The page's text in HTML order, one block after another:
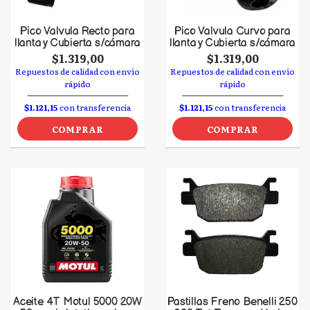
Pico Valvula Recto para
llanta y Cubierta s/cámara
$1.319,00
Repuestos de calidad con envío
rápido
$1.121,15con transferencia
COMPRAR
Pico Valvula Curvo para
llanta y Cubierta s/cámara
$1.319,00
Repuestos de calidad con envío
rápido
$1.121,15con transferencia
COMPRAR
Aceite 4T Motul 5000 20W
Pastillas Freno Benelli 250